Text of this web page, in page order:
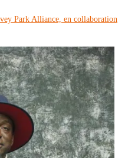
Park Alliance, en collaboration